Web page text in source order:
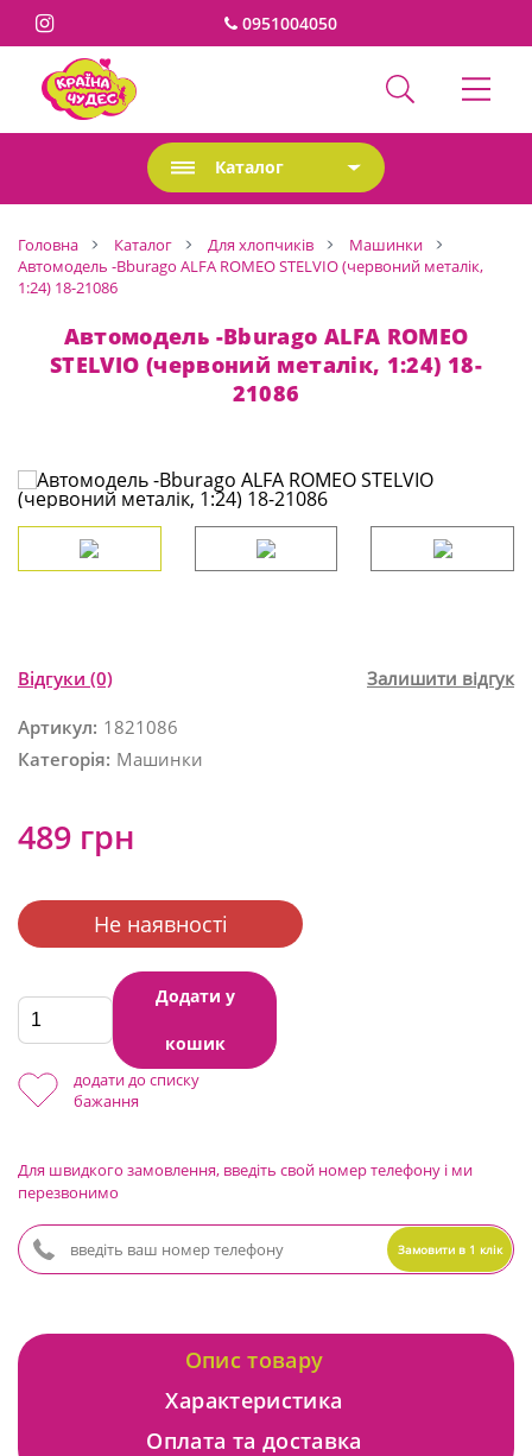
0951004050
Каталог
Головна Каталог Для хлопчиків
Машинки
Автомодель -Bburago ALFA ROMEO STELVIO (червоний металік,
1:24) 18-21086
Автомодель -Bburago ALFA ROMEO
STELVIO (червоний металік, 1:24) 18-
21086
Відгуки (0) Залишити відгук
Артикул: 1821086
Категорія: Машинки
489 грн
Не наявності
Додати у
кошик
додати до списку
бажання
Для швидкого замовлення, введіть свой номер телефону і ми
перезвонимо
Замовити в 1 клік
Опис товару
Характеристика
Оплата та доставка